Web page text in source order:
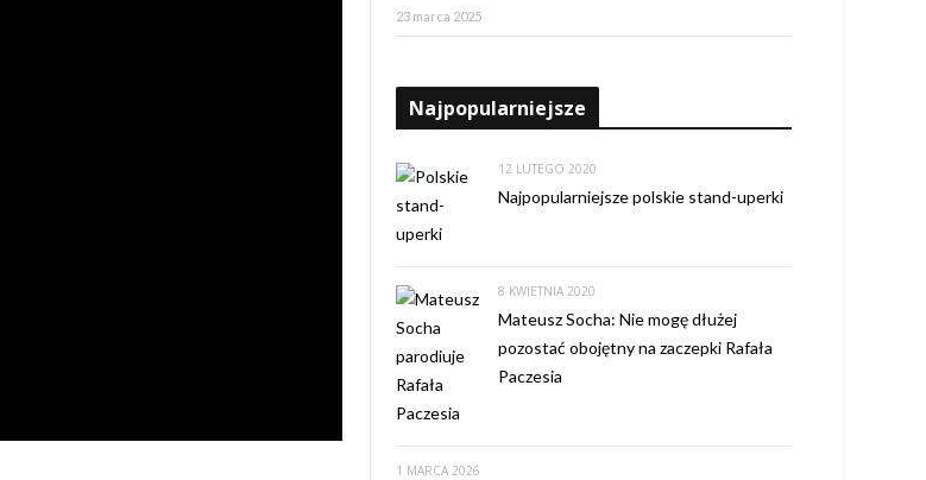
23 marca 2025
Najpopularniejsze
12 LUTEGO 2020
Najpopularniejsze polskie stand-uperki
8 KWIETNIA 2020
Mateusz Socha: Nie mogę dłużej
pozostać obojętny na zaczepki Rafała
Paczesia
1 MARCA 2026